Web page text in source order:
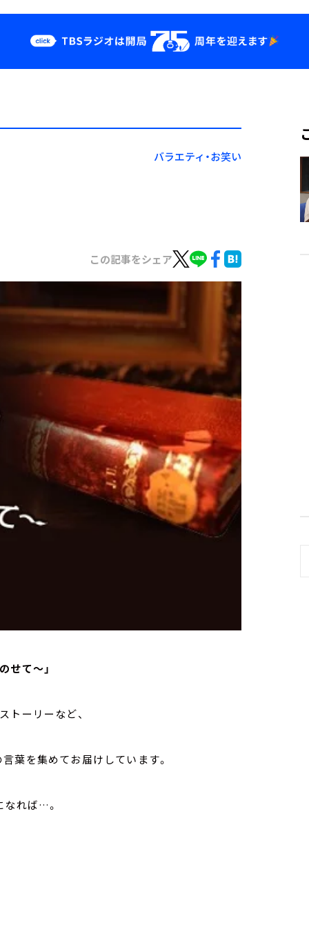
YouTube
会社情報
バラエティ・お笑い
この記事をシェア
せて～」
トーリーなど、
葉を集めてお届けしています。
なれば…。